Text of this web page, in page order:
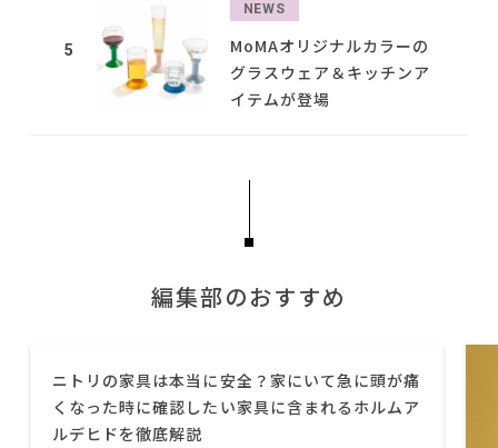
5
NEWS
MoMAオリジナルカラーの
グラスウェア＆キッチンア
イテムが登場
編集部のおすすめ
ニトリの家具は本当に安全？家にいて急に頭が痛
くなった時に確認したい家具に含まれるホルムア
ルデヒドを徹底解説